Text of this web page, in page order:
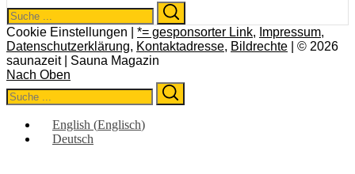
Search
for:
Cookie Einstellungen | *= gesponsorter Link, Impressum,
Datenschutzerklärung, Kontaktadresse, Bildrechte | © 2026
saunazeit | Sauna Magazin
Nach Oben
Search
for:
English (Englisch)
Deutsch